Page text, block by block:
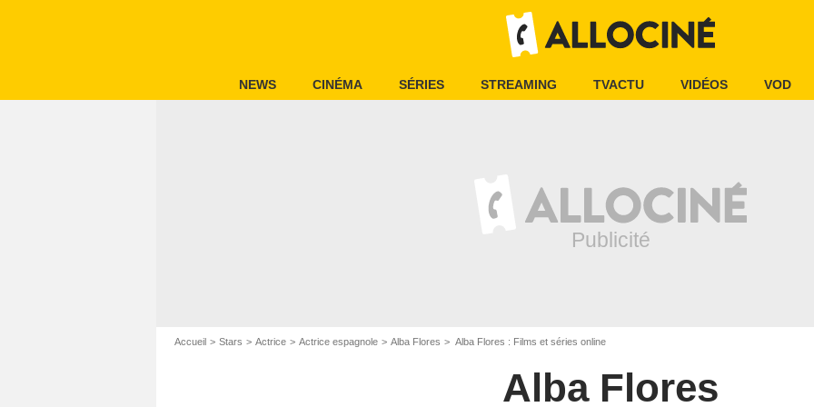
NEWS CINÉMA SÉRIES STREAMING TVACTU VIDÉOS VOD
Accueil Stars Actrice Actrice espagnole Alba Flores Alba Flores : Films et séries online
Alba Flores